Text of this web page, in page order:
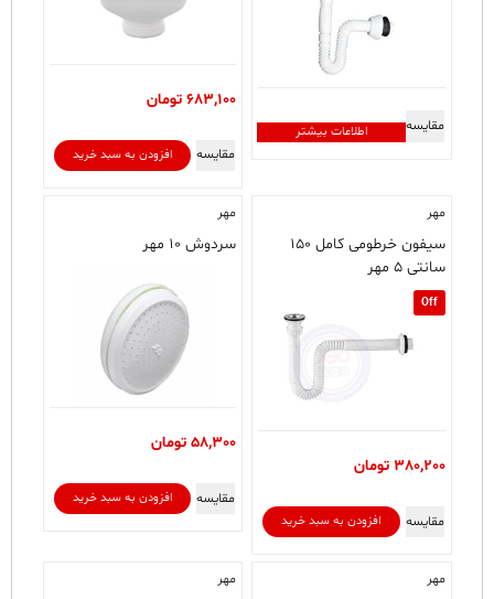
اطلاعات بیشتر مقایسه
683,100 تومان
افزودن به سبد خرید مقایسه
مهر
سیفون خرطومی کامل ۱۵۰
سانتی ۵ مهر
Off
380,200 تومان
افزودن به سبد خرید مقایسه
مهر
سردوش ۱۰ مهر
58,300 تومان
افزودن به سبد خرید مقایسه
مهر مهر